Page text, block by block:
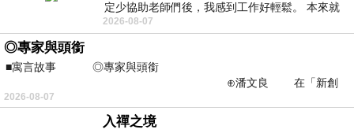
定少協助老師們後，我感到工作好輕鬆。 本來就
不是我的工作啊。 真
2026-08-07
◎專家與頭銜
■寓言故事 ◎專家與頭銜
⊕潘文良 在「新創
之谷」裡——
2026-08-07
入禪之境